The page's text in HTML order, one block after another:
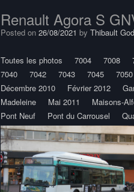
Renault Agora S
Posted on 26/08/2021 by Thibault
Toutes les photos 7004 7008
7040
7042 7043 7045 7050
Décembre 2010
Février 2012
Madeleine
Mai 2011 Maisons-
Pont Neuf
Pont du Carrousel